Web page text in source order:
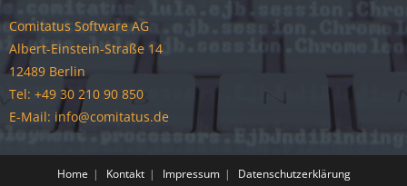
Comitatus Software AG
Albert-Einstein-Straße 14
12489 Berlin
Tel: +49 30 210 90 850
E-Mail: info@comitatus.de
Home Kontakt Impressum Datenschutzerklärung